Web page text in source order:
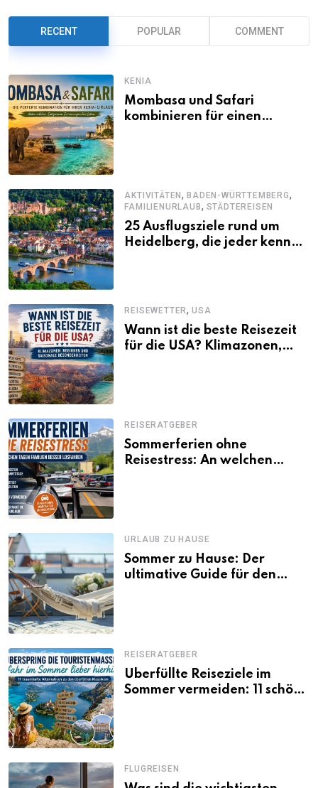
RECENT POPULAR COMMENT
KENIA
Mombasa und Safari
kombinieren für einen
AKTIVITÄTEN,BADEN-WÜRTTEMBERG,
FAMILIENURLAUB, STÄDTEREISEN
25 Ausflugsziele rund um
Heidelberg, die jeder kennen
REISEWETTER,USA
Wann ist die beste Reisezeit
für die USA? Klimazonen,
REISERATGEBER
Sommerferien ohne
Reisestress: An welchen
URLAUB ZU HAUSE
Sommer zu Hause: Der
ultimative Guide für den
REISERATGEBER
Überfüllte Reiseziele im
Sommer vermeiden: 11 schöne
FLUGREISEN